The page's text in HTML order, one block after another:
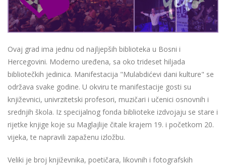
Ovaj grad ima jednu od najljepših biblioteka u Bosni i
Hercegovini. Moderno uređena, sa oko trideset hiljada
bibliotečkih jedinica. Manifestacija "Mulabdićevi dani kulture" se
održava svake godine. U okviru te manifestacije gosti su
književnici, univrzitetski profesori, muzičari i učenici osnovnih i
srednjih škola. Iz specijalnog fonda biblioteke izdvojaju se stare i
rijetke knjige koje su Maglajlije čitale krajem 19. i početkom 20.
vijeka, te napravili zapaženu izložbu.
Veliki je broj književnika, poetičara, likovnih i fotografskih